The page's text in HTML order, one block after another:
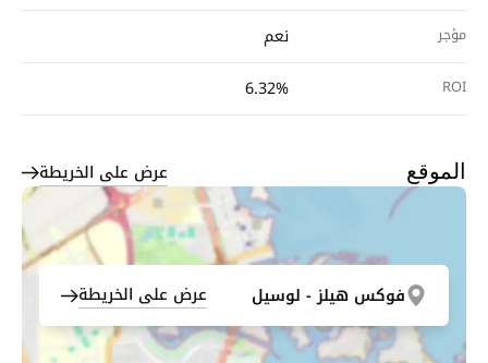
مؤجر نعم
ROI
6.32%
الموقع عرض على الخريطة
فوكس هيلز - لوسيل عرض على الخريطة